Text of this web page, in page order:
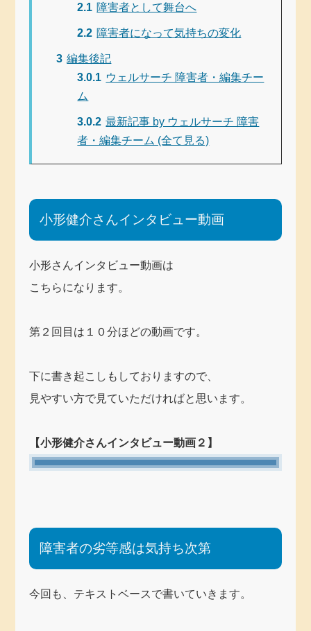
2.1 障害者として舞台へ
2.2 障害者になって気持ちの変化
3 編集後記
3.0.1 ウェルサーチ 障害者・編集チー
ム
3.0.2 最新記事 by ウェルサーチ 障害
者・編集チーム (全て見る)
小形健介さんインタビュー動画
小形さんインタビュー動画は
こちらになります。
第２回目は１０分ほどの動画です。
下に書き起こしもしておりますので、
見やすい方で見ていただければと思います。
【小形健介さんインタビュー動画２】
障害者の劣等感は気持ち次第
今回も、テキストベースで書いていきます。